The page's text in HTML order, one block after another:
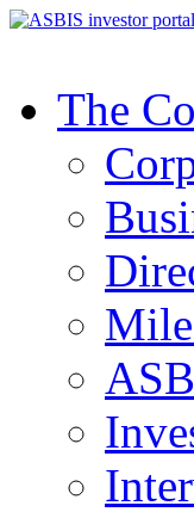
The